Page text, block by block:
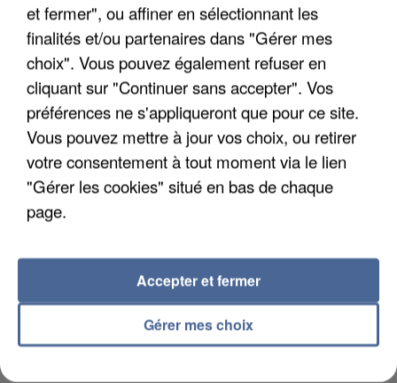
UNE TOURISTE DE L’OISE EMPORTÉE PAR UNE
COULÉE DE BOUE EN HAUTE-SAVOIE
et fermer", ou affiner en sélectionnant les
finalités et/ou partenaires dans "Gérer mes
choix". Vous pouvez également refuser en
cliquant sur "Continuer sans accepter". Vos
préférences ne s'appliqueront que pour ce site.
Vous pouvez mettre à jour vos choix, ou retirer
votre consentement à tout moment via le lien
"Gérer les cookies" situé en bas de chaque
page.
Gérer mes choix
Accepter et fermer